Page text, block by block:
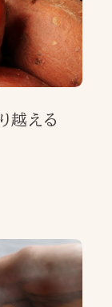
越える